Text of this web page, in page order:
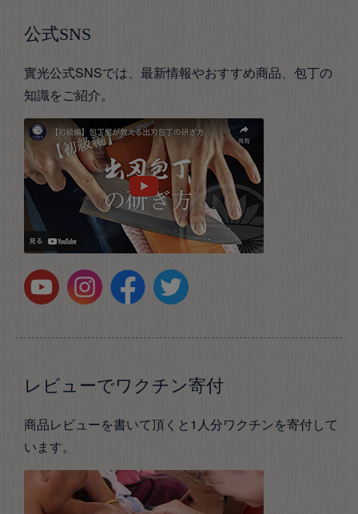
公式SNS
實光公式SNSでは、最新情報やおすすめ商品、包丁の
知識をご紹介。
レビューでワクチン寄付
商品レビューを書いて頂くと1人分ワクチンを寄付して
います。